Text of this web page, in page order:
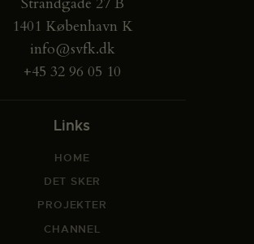
1401 København K
info@svfk.dk
+45 32 96 05 10
Links
HOME
DET SKER
PROJEKTER
CHANNEL